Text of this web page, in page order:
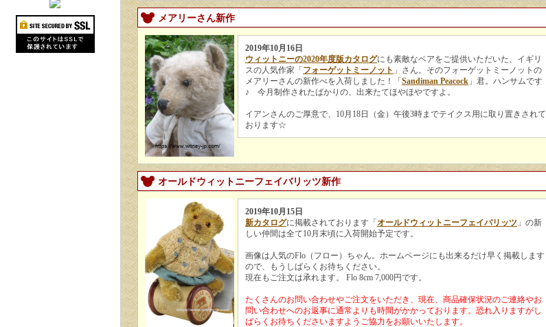
メアリーさん新作
2019年10月16日
ウィットニーの2020年度版カタログにも素敵なベアをご提供いただいた、イギリ
スの人気作家「 フォーゲットミーノット 」さん。そのフォーゲットミーノットの
メアリーさんの新作べを入荷しました！「 Sandiman Peacock 」君。ハンサムです
♪ 今月制作されたばかりの、出来たてほやほやですよ。
イアンさんのご厚意で、10月18日（金）午後3時までテイクス用に取り置きされて
おります☆
オールドウィットニーフェイバリッツ新作
2019年10月15日
新カタログに掲載されております「 オールドウィットニーフェイバリッツ 」の新
しい仲間は全て10月末頃に入荷開始予定です。
画像は人気のFlo（フロー）ちゃん。ホームページにも出来るだけ早く掲載します
ので、もうしばらくお待ちください。
現在もご注文は承れます。 Flo 8cm 7,000円です。
たくさんのお問い合わせやご注文をいただき、現在、商品確保状況のご連絡やお
問い合わせへのお返事に通常よりも時間がかかっております。恐れ入りますがし
ばらくお待ちくださいますようご協力をお願いいたします。